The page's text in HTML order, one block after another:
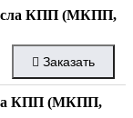
КПП (МКПП,
Заказать
КПП (МКПП,